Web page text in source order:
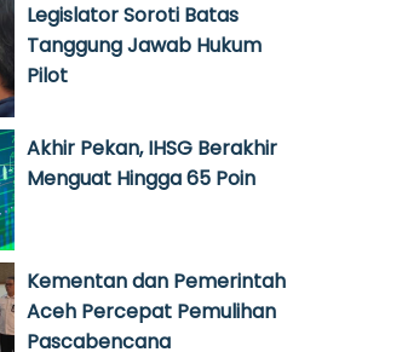
Legislator Soroti Batas
Tanggung Jawab Hukum
Pilot
Akhir Pekan, IHSG Berakhir
Menguat Hingga 65 Poin
Kementan dan Pemerintah
Aceh Percepat Pemulihan
Pascabencana